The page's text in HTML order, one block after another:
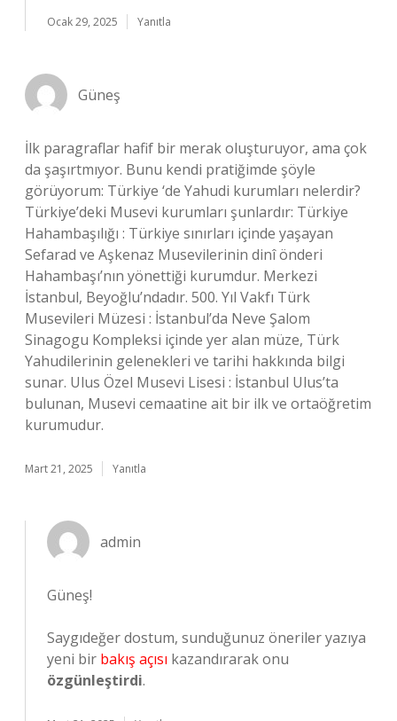
Ocak 29, 2025 Yanıtla
Güneş
İlk paragraflar hafif bir merak oluşturuyor, ama çok
da şaşırtmıyor. Bunu kendi pratiğimde şöyle
görüyorum: Türkiye ‘de Yahudi kurumları nelerdir?
Türkiye’deki Musevi kurumları şunlardır: Türkiye
Hahambaşılığı : Türkiye sınırları içinde yaşayan
Sefarad ve Aşkenaz Musevilerinin dinî önderi
Hahambaşı’nın yönettiği kurumdur. Merkezi
İstanbul, Beyoğlu’ndadır. 500. Yıl Vakfı Türk
Musevileri Müzesi : İstanbul’da Neve Şalom
Sinagogu Kompleksi içinde yer alan müze, Türk
Yahudilerinin gelenekleri ve tarihi hakkında bilgi
sunar. Ulus Özel Musevi Lisesi : İstanbul Ulus’ta
bulunan, Musevi cemaatine ait bir ilk ve ortaöğretim
kurumudur.
Mart 21, 2025 Yanıtla
admin
Güneş!
Saygıdeğer dostum, sunduğunuz öneriler yazıya
yeni bir bakış açısı kazandırarak onu
özgünleştirdi.